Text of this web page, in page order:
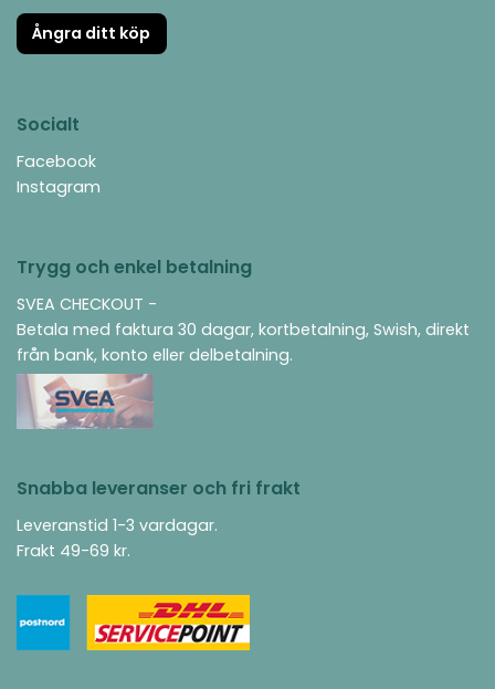
Ångra ditt köp
Socialt
Facebook
Instagram
Trygg och enkel betalning
SVEA CHECKOUT -
Betala med faktura 30 dagar, kortbetalning, Swish, direkt
från bank, konto eller delbetalning.
Snabba leveranser och fri frakt
Leveranstid 1-3 vardagar.
Frakt 49-69 kr.